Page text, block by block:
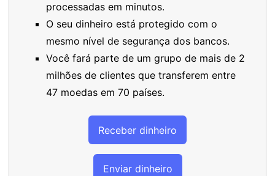
processadas em minutos.
O seu dinheiro está protegido com o
mesmo nível de segurança dos bancos.
Você fará parte de um grupo de mais de 2
milhões de clientes que transferem entre
47 moedas em 70 países.
Receber dinheiro
Enviar dinheiro